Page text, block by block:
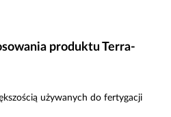
produktu Terra-
używanych do fertygacji